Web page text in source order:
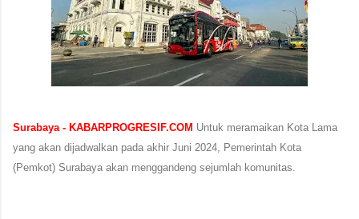
Surabaya - KABARPROGRESIF.COM Untuk meramaikan Kota Lama
yang akan dijadwalkan pada akhir Juni 2024, Pemerintah Kota
(Pemkot) Surabaya akan menggandeng sejumlah komunitas.